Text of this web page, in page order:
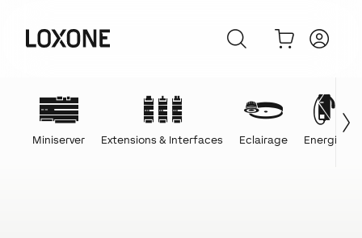
Miniserver Extensions & Interfaces Eclairage Energie